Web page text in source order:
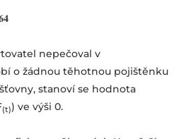
nepečoval v
o žádnou těhotnou pojištěnku
stanoví se hodnota
(t)) ve výši 0.